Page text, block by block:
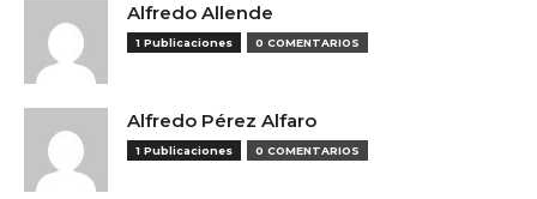
Alfredo Allende
1 Publicaciones 0 COMENTARIOS
Alfredo Pérez Alfaro
1 Publicaciones 0 COMENTARIOS